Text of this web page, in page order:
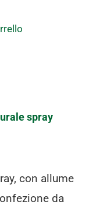
spray
con allume
da